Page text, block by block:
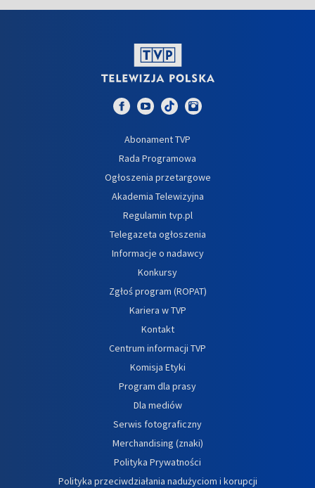
Abonament TVP
Rada Programowa
Ogłoszenia przetargowe
Akademia Telewizyjna
Regulamin tvp.pl
Telegazeta ogłoszenia
Informacje o nadawcy
Konkursy
Zgłoś program (ROPAT)
Kariera w TVP
Kontakt
Centrum informacji TVP
Komisja Etyki
Program dla prasy
Dla mediów
Serwis fotograficzny
Merchandising (znaki)
Polityka Prywatności
Polityka przeciwdziałania nadużyciom i korupcji